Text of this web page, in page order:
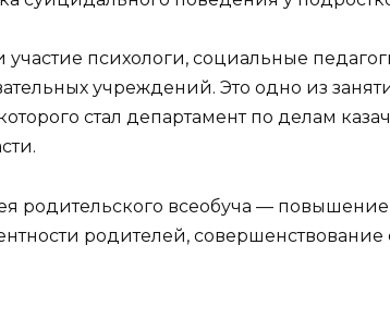
психологи, социальные
учреждений. Это одно из
стал департамент по делам
родительского всеобуча — повышение
родителей, совершенствование